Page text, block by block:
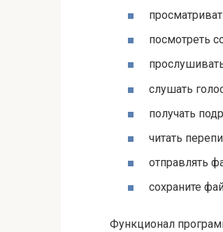
посмотреть
слушать
получать
читать
отправлять
сохраните
Функционал